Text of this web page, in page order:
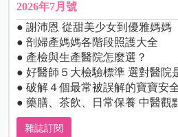
2026年7月號
● 謝沛恩 從甜美少女到優雅媽媽
● 剖婦產媽媽各階段照護大全
● 產檢與生產醫院怎麼選？
● 好醫師５大檢驗標準 選對醫院
● 破解４個最常被誤解的寶寶安
● 藥膳、茶飲、日常保養 中醫觀
雜誌訂閱